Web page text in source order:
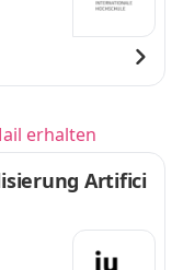
erhalten
Artifici